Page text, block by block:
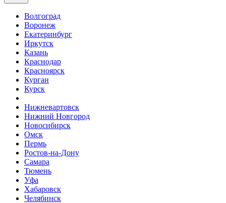
Волгоград
Воронеж
Екатеринбург
Иркутск
Казань
Краснодар
Красноярск
Курган
Курск
Нижневартовск
Нижний Новгород
Новосибирск
Омск
Пермь
Ростов-на-Дону
Самара
Тюмень
Уфа
Хабаровск
Челябинск